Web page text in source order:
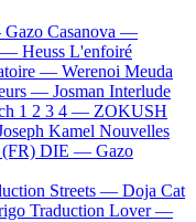
Gazo Casanova —
— Heuss L'enfoiré
— Werenoi Meuda
— Josman Interlude
1 2 3 4 — ZOKUSH
Kamel Nouvelles
(FR) DIE — Gazo
Streets — Doja Cat
Traduction Lover —